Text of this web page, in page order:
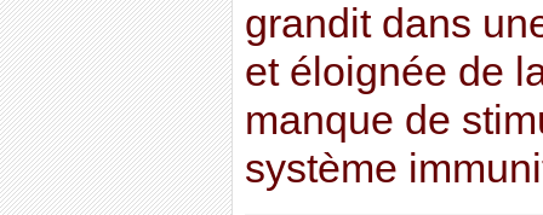
grandit dans
et éloignée de
manque de
système